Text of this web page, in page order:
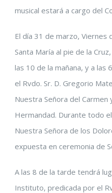
musical estará a cargo del
El día 31 de marzo, Viernes
Santa María al pie de la
las 10 de la mañana, y a
el Rvdo. Sr. D. Gregorio
Nuestra Señora del
Hermandad. Durante todo
Nuestra Señora de los
expuesta en ceremonia de
A las 8 de la tarde tendrá
Instituto, predicada por el